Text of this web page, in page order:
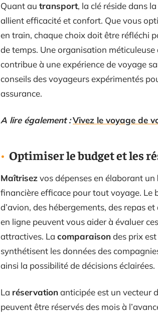
Quant au transport, la clé réside dans
allient efficacité et confort. Que vous
en train, chaque choix doit être réfléchi
de temps. Une organisation
contribue à une expérience de voyage
conseils des voyageurs expérimentés
assurance.
A lire également :Vivez le voyage de
Optimiser le budget et les
Maîtrisezvos dépenses en élaborant un
financière efficace pour tout voyage. Le
d’avion, des hébergements, des repas
en ligne peuvent vous aider à évaluer
attractives. La comparaisondes prix
synthétisent les données des
ainsi la possibilité de décisions éclairées.
La réservationanticipée est un vecteur
peuvent être réservés des mois à